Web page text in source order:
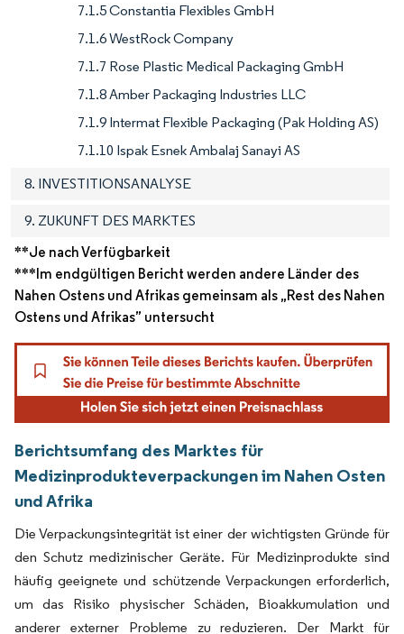
7.1.5 Constantia Flexibles GmbH
7.1.6 WestRock Company
7.1.7 Rose Plastic Medical Packaging GmbH
7.1.8 Amber Packaging Industries LLC
7.1.9 Intermat Flexible Packaging (Pak Holding AS)
7.1.10 Ispak Esnek Ambalaj Sanayi AS
8. INVESTITIONSANALYSE
9. ZUKUNFT DES MARKTES
**Je nach Verfügbarkeit
***Im endgültigen Bericht werden andere Länder des
Nahen Ostens und Afrikas gemeinsam als „Rest des Nahen
Ostens und Afrikas” untersucht
Berichtsumfang des Marktes für
Medizinprodukteverpackungen im Nahen Osten
und Afrika
Die Verpackungsintegrität ist einer der wichtigsten Gründe für
den Schutz medizinischer Geräte. Für Medizinprodukte sind
häufig geeignete und schützende Verpackungen erforderlich,
um das Risiko physischer Schäden, Bioakkumulation und
anderer externer Probleme zu reduzieren. Der Markt für